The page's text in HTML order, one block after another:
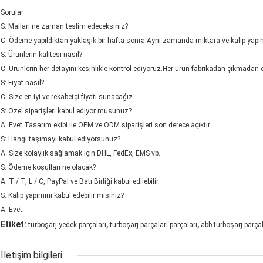
Sorular
S: Malları ne zaman teslim edeceksiniz?
C: Ödeme yapıldıktan yaklaşık bir hafta sonra.Aynı zamanda miktara ve kalıp
S: Ürünlerin kalitesi nasıl?
C: Ürünlerin her detayını kesinlikle kontrol ediyoruz.Her ürün fabrikadan
S: Fiyat nasıl?
C: Size en iyi ve rekabetçi fiyatı sunacağız.
S: Özel siparişleri kabul ediyor musunuz?
A: Evet.Tasarım ekibi ile OEM ve ODM siparişleri son derece açıktır.
S: Hangi taşımayı kabul ediyorsunuz?
A: Size kolaylık sağlamak için DHL, FedEx, EMS vb.
S: Ödeme koşulları ne olacak?
A: T / T, L / C, PayPal ve Batı Birliği kabul edilebilir.
S: Kalıp yapımını kabul edebilir misiniz?
A: Evet.
Etiket: turboşarj yedek parçaları, turboşarj parçaları parçaları, abb turboşarj
İletişim bilgileri